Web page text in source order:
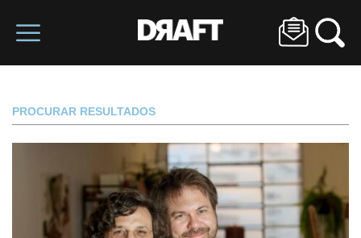
PROCURAR RESULTADOS